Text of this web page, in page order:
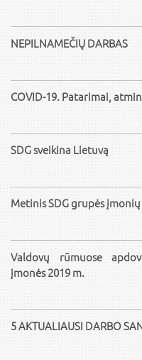
NEPILNAMEČIŲ DARBAS
COVID-19. Patarimai,
SDG sveikina Lietuvą
Metinis SDG grupės
Valdovų rūmuose
įmonės 2019 m.
5 AKTUALIAUSI DARBO